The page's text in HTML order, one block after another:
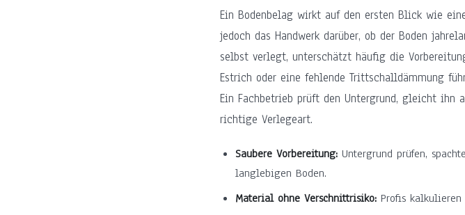
Ein Bodenbelag wirkt auf den ersten Blick wie
jedoch das Handwerk darüber, ob der Boden
selbst verlegt, unterschätzt häufig die
Estrich oder eine fehlende Trittschalldämmung
Ein Fachbetrieb prüft den Untergrund, gleicht ihn
richtige Verlegeart.
Saubere Vorbereitung:Untergrund prüfen,
langlebigen Boden.
Material ohne Verschnittrisiko:Profis kalkulieren